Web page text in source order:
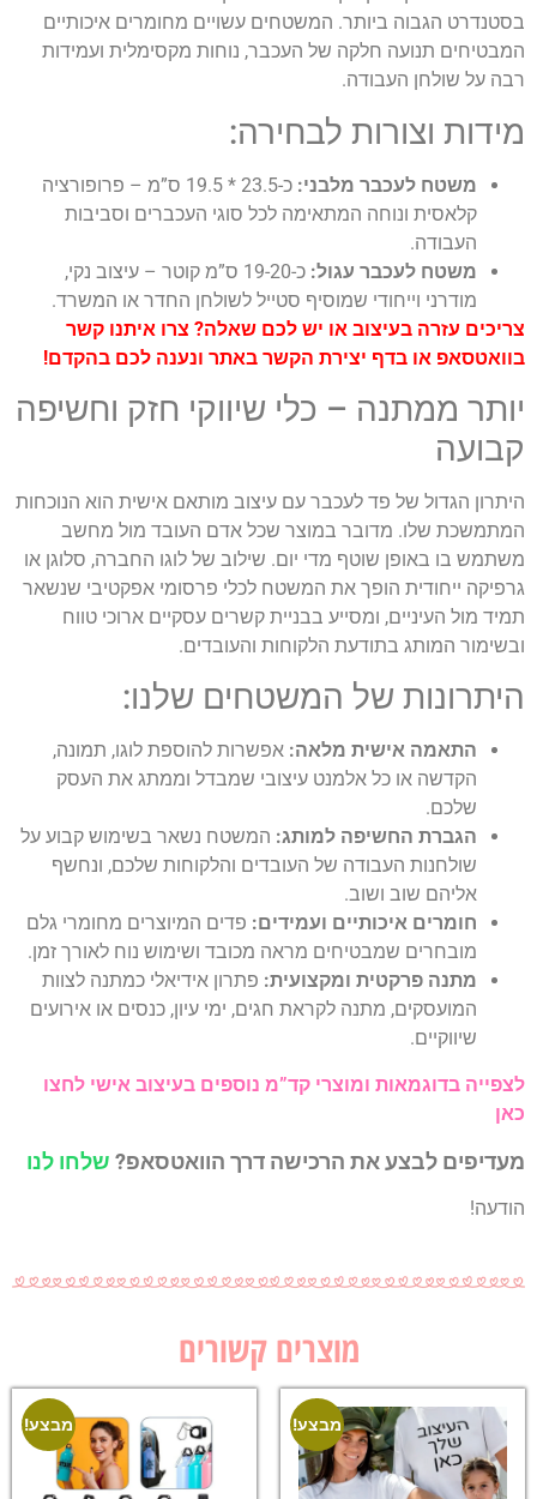
בסטנדרט הגבוה ביותר. המשטחים עשויים מחומרים איכותיים
המבטיחים תנועה חלקה של העכבר, נוחות מקסימלית ועמידות
רבה על שולחן העבודה.
מידות וצורות לבחירה:
משטח לעכבר מלבני:
כ-23.5 * 19.5 ס”מ – פרופורציה
קלאסית ונוחה המתאימה לכל סוגי העכברים וסביבות
העבודה.
משטח לעכבר עגול:
כ-19-20 ס”מ קוטר – עיצוב נקי,
מודרני וייחודי שמוסיף סטייל לשולחן החדר או המשרד.
צריכים עזרה בעיצוב או יש לכם שאלה? צרו איתנו קשר
בוואטסאפ או בדף יצירת הקשר באתר ונענה לכם בהקדם!
יותר ממתנה – כלי שיווקי חזק וחשיפה
קבועה
היתרון הגדול של פד לעכבר עם עיצוב מותאם אישית הוא הנוכחות
המתמשכת שלו. מדובר במוצר שכל אדם העובד מול מחשב
משתמש בו באופן שוטף מדי יום. שילוב של לוגו החברה, סלוגן או
גרפיקה ייחודית הופך את המשטח לכלי פרסומי אפקטיבי שנשאר
תמיד מול העיניים, ומסייע בבניית קשרים עסקיים ארוכי טווח
ובשימור המותג בתודעת הלקוחות והעובדים.
היתרונות של המשטחים שלנו:
התאמה אישית מלאה: אפשרות להוספת לוגו, תמונה,
הקדשה או כל אלמנט עיצובי שמבדל וממתג את העסק
שלכם.
הגברת החשיפה למותג: המשטח נשאר בשימוש קבוע על
שולחנות העבודה של העובדים והלקוחות שלכם, ונחשף
אליהם שוב ושוב.
חומרים איכותיים ועמידים: פדים המיוצרים מחומרי גלם
מובחרים שמבטיחים מראה מכובד ושימוש נוח לאורך זמן.
מתנה פרקטית ומקצועית: פתרון אידיאלי כמתנה לצוות
המועסקים, מתנה לקראת חגים, ימי עיון, כנסים או אירועים
שיווקיים.
לצפייה בדוגמאות ומוצרי קד”מ נוספים בעיצוב אישי לחצו
כאן
מעדיפים לבצע את הרכישה דרך הוואטסאפ? שלחו לנו
הודעה!
מוצרים קשורים
מבצע! מבצע!